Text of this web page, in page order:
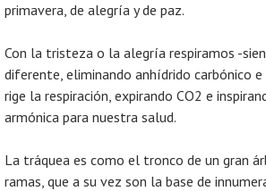
primavera, de alegría y de paz.
Con la tristeza o la alegría respiramos -
diferente, eliminando anhídrido carbónico
rige la respiración, expirando CO2 e
armónica para nuestra salud.
La tráquea es como el tronco de un gran
ramas, que a su vez son la base de